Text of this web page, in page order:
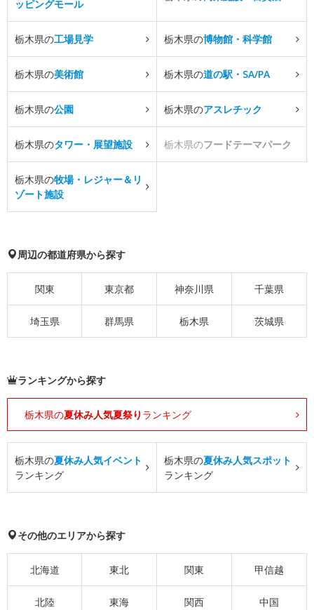
ッピングモール
栃木県の工場見学 栃木県の博物館・科学館
栃木県の美術館 栃木県の道の駅・SA/PA
栃木県の公園 栃木県のアスレチック
栃木県のタワー・展望施設 栃木県のフードテーマパーク
栃木県の牧場・レジャー＆リ
ゾート施設
周辺の都道府県から探す
関東 東京都 神奈川県 千葉県
埼玉県 群馬県 栃木県 茨城県
ランキングから探す
栃木県の夏休み人気夏祭り ランキング
栃木県の夏休み人気イベント
ランキング
栃木県の夏休み人気スポット
ランキング
その他のエリアから探す
北海道 東北 関東 甲信越
北陸 東海 関西 中国